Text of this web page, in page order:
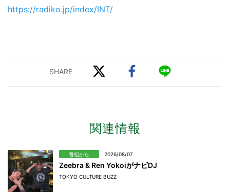
https://radiko.jp/index/INT/
関連情報
番組から 2026/08/07
Zeebra & Ren YokoiがナビDJ
TOKYO CULTURE BUZZ